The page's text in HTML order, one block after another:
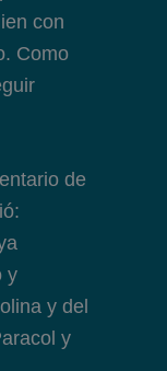
con
Como
de
y
y del
y